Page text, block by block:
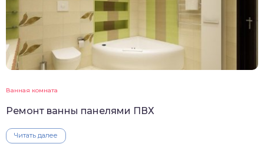
Ванная комната
Ремонт ванны панелями ПВХ
Читать далее